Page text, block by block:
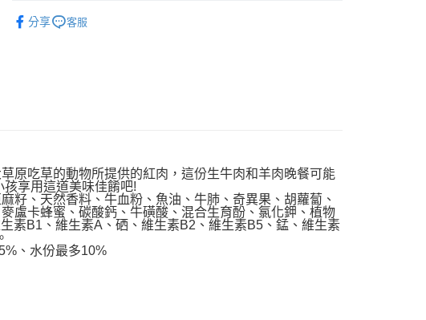
１．於結帳方式選擇「AFTEE先享後付」後，將跳轉至「AFTEE先享後
付」結帳頁面，進行簡訊認證並確認金額後，即可完成結帳。
【注意事項】
１．透過由恩沛科技股份有限公司提供之「AFTEE先享後付」服務完成之
交易，需依本服務之必要範圍內提供個人資料，並將交易相關給付款項請
求債權轉讓予恩沛科技股份有限公司。
２．關於個人資料處理事宜，請瀏覽以下網址：
每筆NT$60，滿NT$999(含以上)免運費
每筆NT$60，滿NT$999(含以上)免運費
7-11取貨付款_限重10KG
每筆NT$60，滿NT$999(含以上)免運費
付款後7-11取貨_限重10KG
分享 客服
原吃草的動物所提供的紅肉，這份生牛肉和羊肉晚餐可能
享用這道美味佳餚吧!
籽、天然香料、牛血粉、魚油、牛肺、奇異果、胡蘿蔔、
盧卡蜂蜜、碳酸鈣、牛磺酸、混合生育酚、氯化鉀、植物
素B1、維生素A、硒、維生素B2、維生素B5、錳、維生素
、水份最多10%